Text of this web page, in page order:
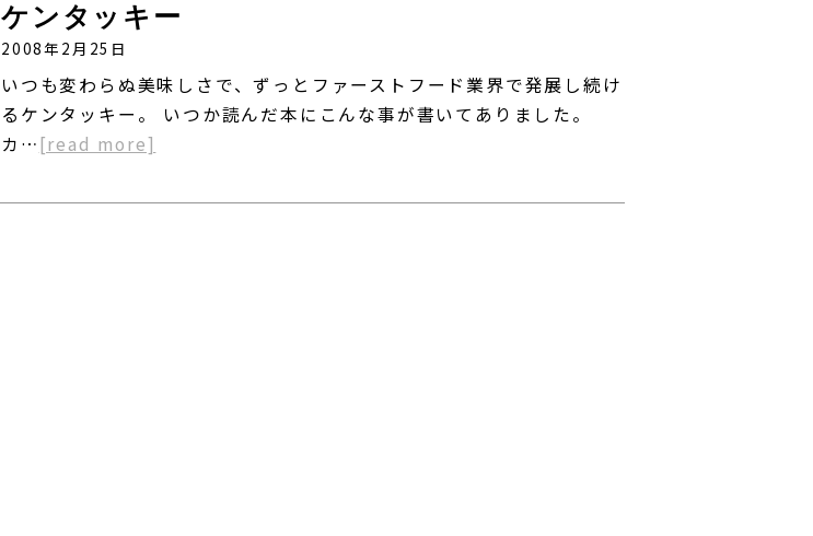
ケンタッキー
2008年2月25日
いつも変わらぬ美味しさで、ずっとファーストフード業界で発展し続け
るケンタッキー。 いつか読んだ本にこんな事が書いてありました。
カ…[read more]